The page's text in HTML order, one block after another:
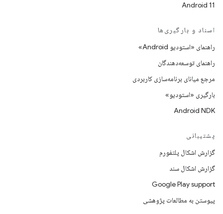
Android 11
اسناد و بارگیری‌ها
راهنمای «استودیو Android»
راهنمای توسعه‌دهندگان
مرجع میانای برنامه‌سازی کاربردی
بارگیری «استودیو»
Android NDK
پشتیبانی
گزارش اشکال پلتفورم
گزارش اشکال سند
Google Play support
پیوستن به مطالعات پژوهشی